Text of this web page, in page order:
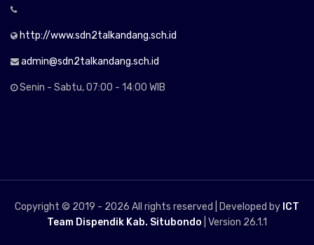
http://www.sdn2talkandang.sch.id
admin@sdn2talkandang.sch.id
Senin - Sabtu, 07:00 - 14:00 WIB
Copyright © 2019 - 2026 All rights reserved | Developed by ICT
Team Dispendik Kab. Situbondo | Version 26.1.1